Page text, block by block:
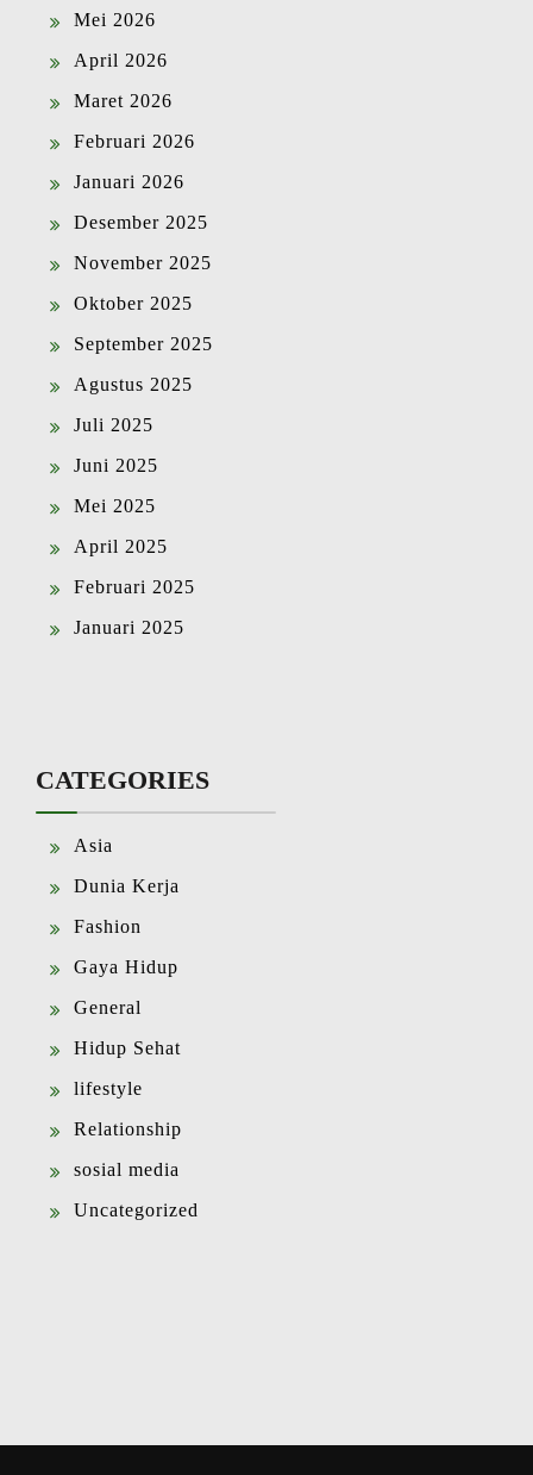
Mei 2026
April 2026
Maret 2026
Februari 2026
Januari 2026
Desember 2025
November 2025
Oktober 2025
September 2025
Agustus 2025
Juli 2025
Juni 2025
Mei 2025
April 2025
Februari 2025
Januari 2025
CATEGORIES
Asia
Dunia Kerja
Fashion
Gaya Hidup
General
Hidup Sehat
lifestyle
Relationship
sosial media
Uncategorized